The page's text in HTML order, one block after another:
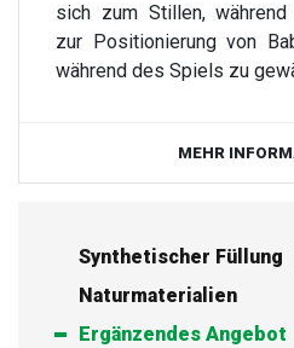
Synthetischer Füllung
Naturmaterialien
Ergänzendes Angebot
sich zum Stillen,
zur Positionierung von
während des Spiels zu
MEHR